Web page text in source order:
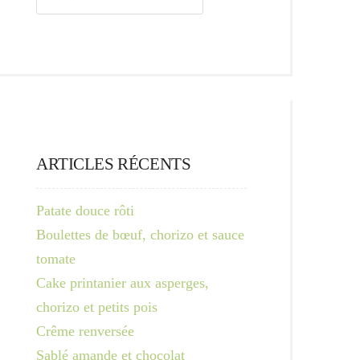
ARTICLES RÉCENTS
Patate douce rôti
Boulettes de bœuf, chorizo et sauce
tomate
Cake printanier aux asperges,
chorizo et petits pois
Crême renversée
Sablé amande et chocolat